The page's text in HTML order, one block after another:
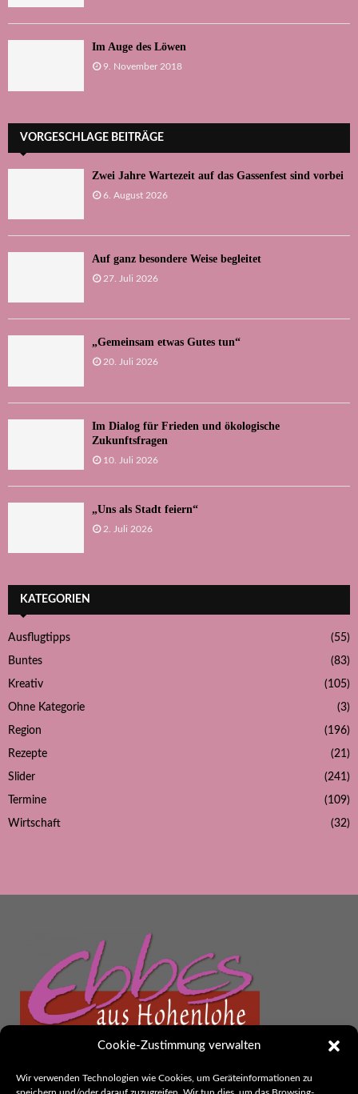
Cookie-Zustimmung verwalten
Wir verwenden Technologien wie Cookies, um Geräteinformationen zu
Im Auge des Löwen
9. November 2018
VORGESCHLAGE BEITRÄGE
Zwei Jahre Wartezeit auf das Gassenfest sind vorbei
6. August 2026
Auf ganz besondere Weise begleitet
27. Juli 2026
„Gemeinsam etwas Gutes tun“
20. Juli 2026
Im Dialog für Frieden und ökologische
Zukunftsfragen
10. Juli 2026
„Uns als Stadt feiern“
2. Juli 2026
KATEGORIEN
Ausflugtipps (55)
Buntes (83)
Kreativ (105)
Ohne Kategorie (3)
Region (196)
Rezepte (21)
Slider (241)
Termine (109)
Wirtschaft (32)
Ebbes aus Hohenlohe